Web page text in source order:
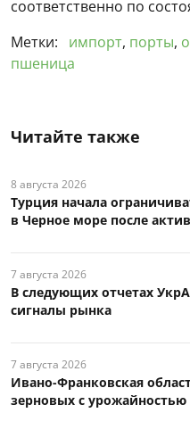
соответственно по
Метки:
импорт, порты,
пшеница
Читайте также
8 августа 2026
Турция начала
в Черное море после
7 августа 2026
В следующих отчетах
сигналы рынка
7 августа 2026
Ивано-Франковская
зерновых с урожайностью